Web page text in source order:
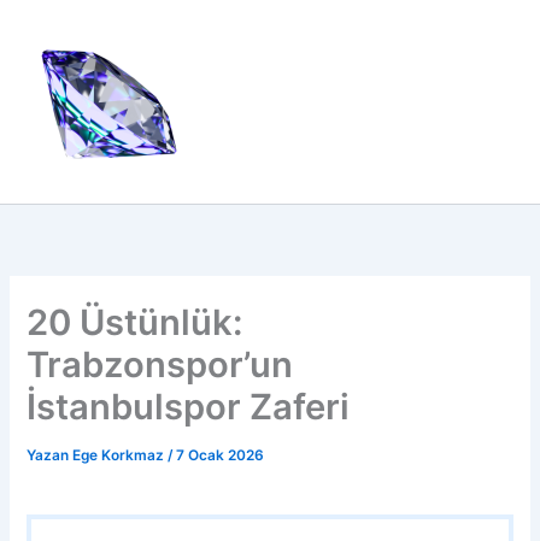
20 Üstünlük:
Trabzonspor’un
İstanbulspor Zaferi
Yazan Ege Korkmaz/7 Ocak 2026